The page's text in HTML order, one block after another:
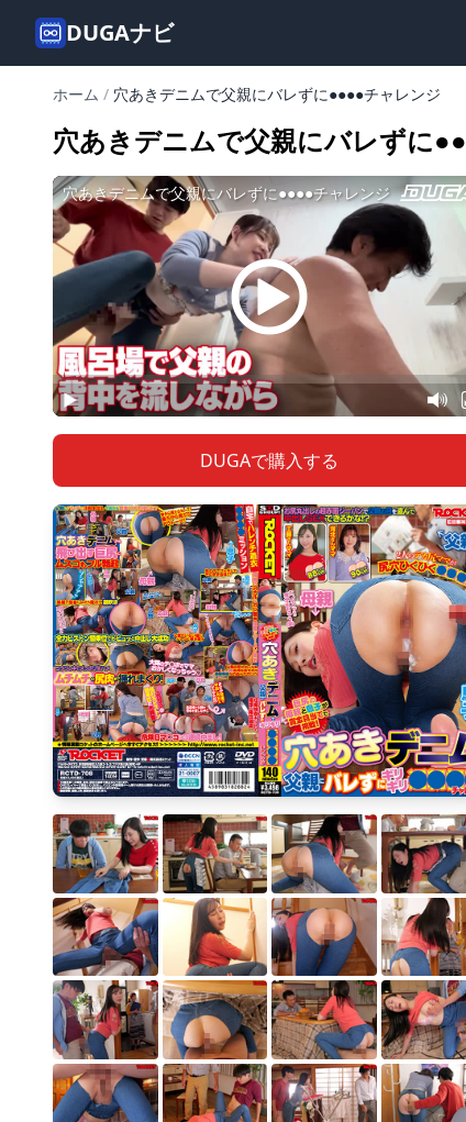
DUGAナビ
ホーム / 穴あきデニムで父親にバレずに●●●●チャレンジ
穴あきデニムで父親にバレずに
DUGAで購入する